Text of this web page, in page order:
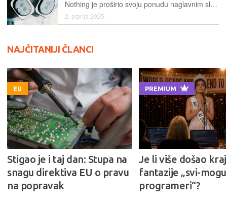
Nothing je proširio svoju ponudu naglavnim slušalicama koje donose impresivnu autonomiju i prepoznatljivi transparentni dizajn
2. srpnja 2025.
NAJČITANIJI ČLANCI
EU
Stigao je i taj dan: Stupa na
snagu direktiva EU o pravu
na popravak
PREMIUM
Je li više došao kraj
fantazije „svi-
programeri“?